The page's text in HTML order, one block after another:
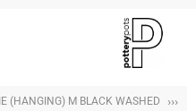
M BLACK WASHED ›››